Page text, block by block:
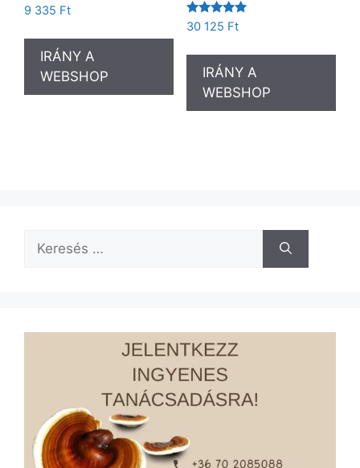
Értékelés:
5.00
9 335 Ft
IRÁNY A
WEBSHOP
Értékelés:
5.00
30 125 Ft
IRÁNY A
WEBSHOP
Keresés: